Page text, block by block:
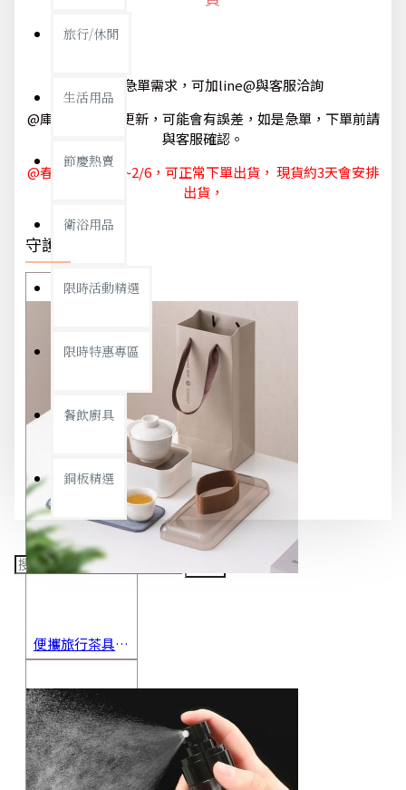
旅行/休閒
生活用品
節慶熱賣
衛浴用品
限時活動精選
限時特惠專區
餐飲廚具
銅板精選
@如有急單需求，可加line@與客服洽詢
@庫存狀態隨時更新，可能會有誤差，如是急單，下單前請
與客服確認。
@春節休節 1/29~2/6，可正常下單出貨， 現貨約3天會安排
出貨，
守護你我
便攜旅行茶具組 茶杯 茶壺 陶瓷杯 泡茶組 茶具套裝 伴手禮 禮盒 禮品